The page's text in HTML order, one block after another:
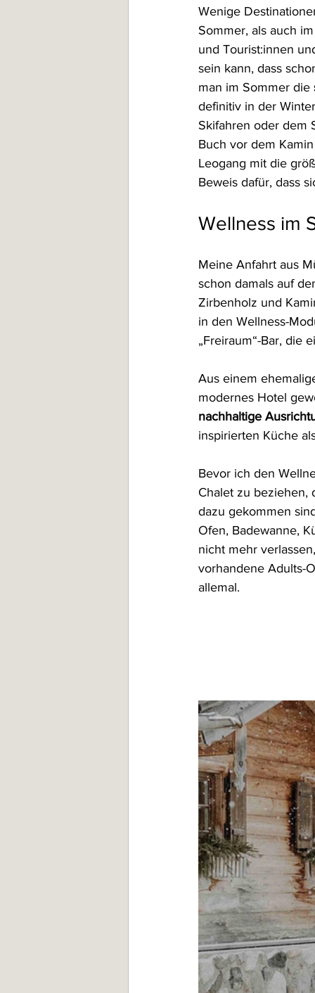
Wenige
Sommer, als auch
und Tourist:innen
sein kann, dass
man im Sommer die
definitiv in der
Skifahren oder dem
Buch vor dem
Leogang mit die
Beweis dafür, dass
Wellness im
Meine Anfahrt aus
schon damals auf
Zirbenholz und
in den Wellness-
„Freiraum“-Bar, die
Aus einem
modernes Hotel
nachhaltige
inspirierten Küche
Bevor ich den
Chalet zu beziehen,
dazu gekommen
Ofen, Badewanne,
nicht mehr
vorhandene Adults-
allemal.